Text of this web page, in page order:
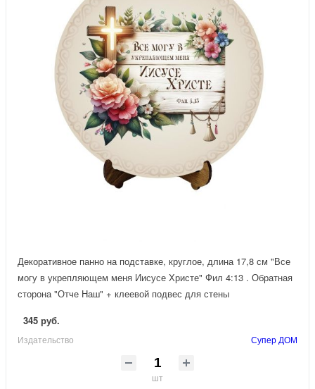
Декоративное панно на подставке, круглое, длина 17,8 см "Все
могу в укрепляющем меня Иисусе Христе" Фил 4:13 . Обратная
сторона "Отче Наш" + клеевой подвес для стены
345 руб.
Издательство Супер ДОМ
шт